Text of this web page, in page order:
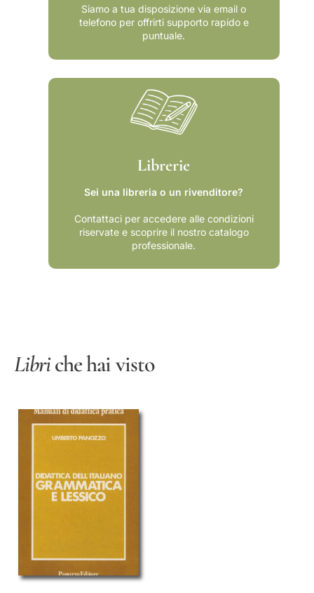
Siamo a tua disposizione via email o
telefono per offrirti supporto rapido e
puntuale.
Librerie
Sei una libreria o un rivenditore?
Contattaci per accedere alle condizioni
riservate e scoprire il nostro catalogo
professionale.
Libriche hai visto